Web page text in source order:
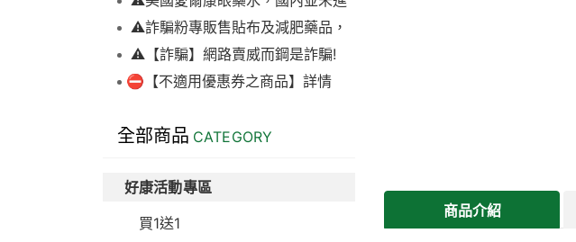
口販售
⚠️詐騙粉專販售貼布及減肥藥品，
請勿上當，請查明來源! 非瑞昌藥局
販售!
⚠️【詐騙】網路賣威而鋼是詐騙!
⛔【不適用優惠券之商品】詳情
全部商品 CATEGORY
好康活動專區
買1送1
商品介紹